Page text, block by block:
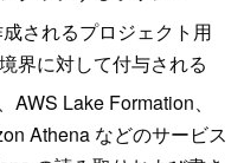
されるプロジェクト用
界に対して付与される
Lake Formation、
Athena などのサービス